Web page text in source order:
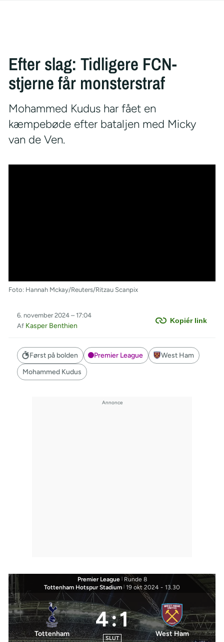
Efter slag: Tidligere FCN-
stjerne får monsterstraf
Mohammed Kudus har fået en
kæmpebøde efter bataljen med Micky
van de Ven.
Foto: Hannah Mckay/Reuters/Ritzau Scanpix
Kopiér link
6. november 2024 – 17:04
Af Kasper Benthien
Først på bolden Premier League
West Ham
Mohammed Kudus
Premier League | Runde 8
Tottenham Hotspur Stadium | 19 okt 2024 - 13.30
Tottenham
4:1
SLUT
West Ham